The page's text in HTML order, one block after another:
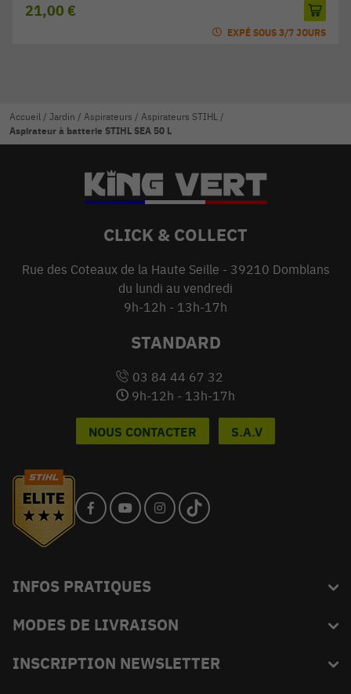
21,00 €
EXPÉ SOUS 3/7 JOURS
Accueil / Jardin / Aspirateurs / Aspirateurs STIHL /
Aspirateur à batterie STIHL SEA 50 L
CLICK & COLLECT
Rue des Coteaux de la Haute Seille - 39210 Domblans
du lundi au vendredi
9h-12h - 13h-17h
STANDARD
03 84 44 67 32
9h-12h - 13h-17h
NOUS CONTACTER S.A.V
INFOS PRATIQUES
Blog
L'équipe du King
MODES DE LIVRAISON
INSCRIPTION NEWSLETTER